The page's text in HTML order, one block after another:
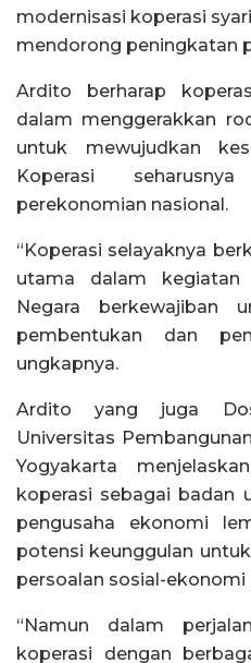
modernisasi koperasi
mendorong peningkatan
Ardito berharap
dalam menggerakkan
untuk mewujudkan
Koperasi
perekonomian nasional.
“Koperasi selayaknya
utama dalam kegiatan
Negara berkewajiban
pembentukan dan
ungkapnya.
Ardito yang juga
Universitas
Yogyakarta
koperasi sebagai badan
pengusaha ekonomi
potensi keunggulan
persoalan sosial-ekonomi
“Namun dalam
koperasi dengan